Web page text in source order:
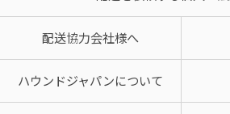
配送協力会社様へ
ハウンドジャパンについて